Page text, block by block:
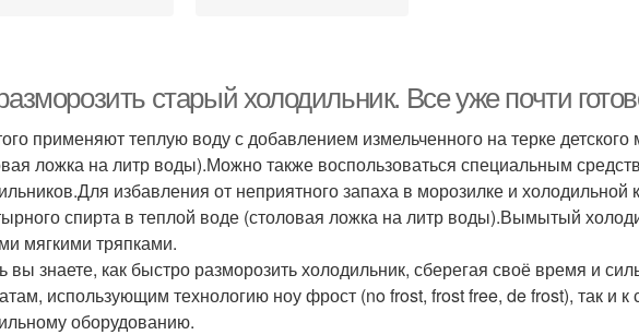
старый холодильник. Все уже почти
применяют теплую воду с добавлением измельченного на терке
ложка на литр воды).Можно также воспользоваться специальным
избавления от неприятного запаха в морозилке и холодильной
спирта в теплой воде (столовая ложка на литр воды).Вымытый
мягкими тряпками.
вы знаете, как быстро разморозить холодильник, сберегая своё время и
использующим технологию ноу фрост (no frost, frost free, de frost), так и к
оборудованию.